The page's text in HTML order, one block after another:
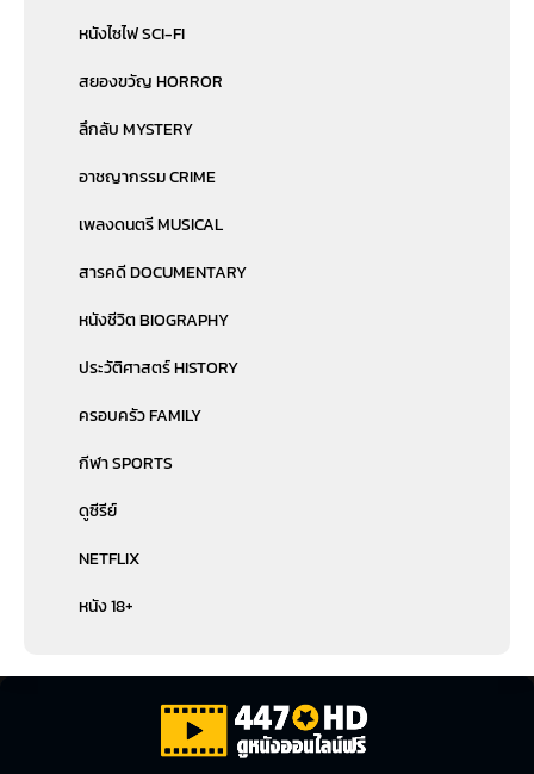
หนังไซไฟ SCI-FI
สยองขวัญ HORROR
ลึกลับ MYSTERY
อาชญากรรม CRIME
เพลงดนตรี MUSICAL
สารคดี DOCUMENTARY
หนังชีวิต BIOGRAPHY
ประวัติศาสตร์ HISTORY
ครอบครัว FAMILY
กีฬา SPORTS
ดูซีรีย์
NETFLIX
หนัง 18+